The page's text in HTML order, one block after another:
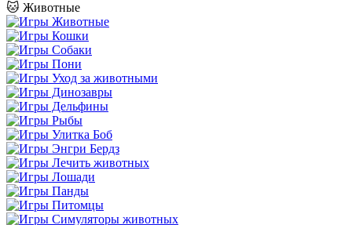
🐱 Животные